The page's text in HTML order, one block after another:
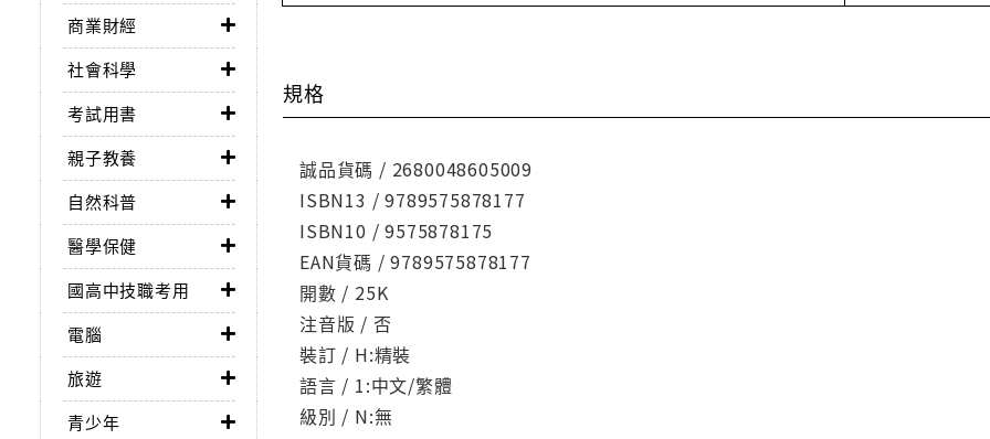
商業財經
社會科學
考試用書
親子教養
自然科普
醫學保健
國高中技職考用
電腦
旅遊
青少年
規格
誠品貨碼 / 2680048605009
ISBN13 / 9789575878177
ISBN10 / 9575878175
EAN貨碼 / 9789575878177
開數 / 25K
注音版 / 否
裝訂 / H:精裝
語言 / 1:中文/繁體
級別 / N:無